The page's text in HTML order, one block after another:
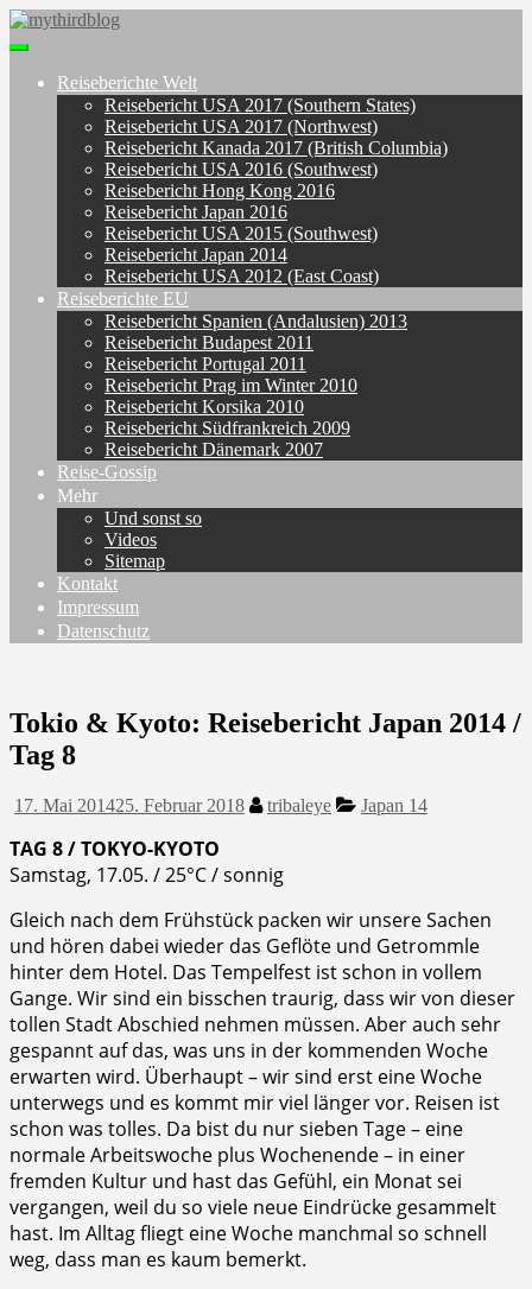
Skip
to
content
Toggle
navigationReiseberichte Welt
Reisebericht USA 2017 (Southern States)
Reisebericht USA 2017 (Northwest)
Reisebericht Kanada 2017 (British Columbia)
Reisebericht USA 2016 (Southwest)
Reisebericht Hong Kong 2016
Reisebericht Japan 2016
Reisebericht USA 2015 (Southwest)
Reisebericht Japan 2014
Reisebericht USA 2012 (East Coast)
Reiseberichte EU
Reisebericht Spanien (Andalusien) 2013
Reisebericht Budapest 2011
Reisebericht Portugal 2011
Reisebericht Prag im Winter 2010
Reisebericht Korsika 2010
Reisebericht Südfrankreich 2009
Reisebericht Dänemark 2007
Reise-Gossip
Mehr
Und sonst so
Videos
Sitemap
Kontakt
Impressum
Datenschutz
Tokio & Kyoto: Reisebericht Japan 2014 /
Tag 8
17. Mai 201425. Februar 2018 tribaleye Japan 14
TAG 8 / TOKYO-KYOTO
Samstag, 17.05. / 25°C / sonnig
Gleich nach dem Frühstück packen wir unsere Sachen
und hören dabei wieder das Geflöte und Getrommle
hinter dem Hotel. Das Tempelfest ist schon in vollem
Gange. Wir sind ein bisschen traurig, dass wir von dieser
tollen Stadt Abschied nehmen müssen. Aber auch sehr
gespannt auf das, was uns in der kommenden Woche
erwarten wird. Überhaupt – wir sind erst eine Woche
unterwegs und es kommt mir viel länger vor. Reisen ist
schon was tolles. Da bist du nur sieben Tage – eine
normale Arbeitswoche plus Wochenende – in einer
fremden Kultur und hast das Gefühl, ein Monat sei
vergangen, weil du so viele neue Eindrücke gesammelt
hast. Im Alltag fliegt eine Woche manchmal so schnell
weg, dass man es kaum bemerkt.